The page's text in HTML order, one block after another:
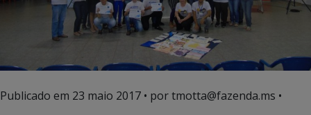
Publicado em 23 maio 2017 • por tmotta@fazenda.ms •